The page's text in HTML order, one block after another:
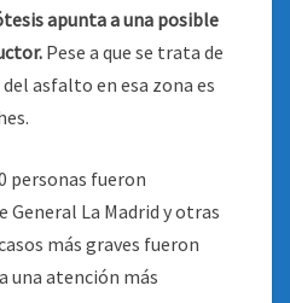
apunta a una posible
Pese a que se trata de
asfalto en esa zona es
personas fueron
La Madrid y otras
más graves fueron
una atención más